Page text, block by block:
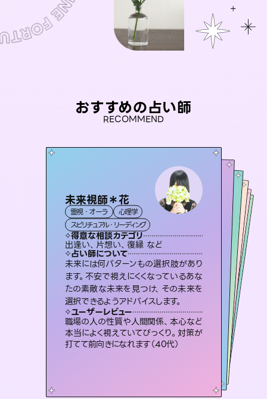
おすすめの占い師
RECOMMEND
未来視師＊花
霊視・オーラ
心理学
スピリチュアル・リーディング
得意な相談カテゴリ
出逢い、片想い、復縁 など
占い師について
未来には何パターンもの選択肢があり
ます。不安で視えにくくなっているあな
たの素敵な未来を見つけ、その未来を
選択できるようアドバイスします。
ユーザーレビュー
職場の人の性質や人間関係、本心など
本当によく視えていてびっくり。対策が
打てて前向きになれます（40代）
アイリス -iris-
西洋占星術 タロット
ルーン
得意な相談カテゴリ
恋愛総合、片想い、二人の未来 など
占い師について
復縁、恋愛、不倫の行方、同性愛や片
思い、仕事関係や借金問題まで知りた
いことや心の負担になっていることを
紐解き、背中をそっと押して導きます。
ユーザーレビュー
安心感のあり、言い切ってくれる所や濁
さない鑑定のおかげで、毎回自分の気
持ちを整えられます（30代 男性）
彗望（すいぼう
霊視・オーラ
スピリチュアル・リーディング
得意な相談カテゴリ
片想い、あの人の気持ち、復縁 など
占い師について
3,700年以上の歴史を持つ東洋最古の
占術「易占」で詳細まで占い、幸せへ向
かう道筋を示します。厳しい結果にも具
体的な対策をお伝えします。
ユーザーレビュー
複雑な背景もしっかり聞いて鑑定して
いただけました。気持ちが楽になりまし
た（50代 女性）
おう 霊感オラクル
霊視・オーラ
オラクルカード
得意な相談カテゴリ
恋愛総合、あの人の気持ち など
占い師について
霊視×オラクルカードを使って「今」と「未来」そして「気になるあの人の気持ち」まで丁寧に読み解き、恋や人生のヒントを優しく引き出します。
ユーザーレビュー
不安な気持ちが嘘みたいに晴れまし
た…！よく視えていらっしゃるんだなと
感じました（40代 女性）
桃源珠羽
霊視・オーラ
スピリチュアル・リーディング
得意な相談カテゴリ
片想い、あの人の気持ち、復縁 など
占い師について
恋愛のお悩みの中でも特に「曖昧な関
係」の相談を得意としており、友達以上
恋人未満なお相手との今後や本音を丁
寧に読み解き恋愛成就へと導きます。
ユーザーレビュー
鑑定していただいてアドバイス通りに行
動すると仲が復活してきました。ありが
とうございました（40代 女性）
セラピスト理恵
霊視・オーラ タロット
スピリチュアル・リーディング
得意な相談カテゴリ
片想い、二人の未来、年の差 など
占い師について
連絡再開、復縁、成就などの報告実績
多数。セラピストとして2万超の施術経
験があるからこそできる鑑定で、より良
い未来をサポートします。
ユーザーレビュー
とても心温まる鑑定でした。しかもこち
らは何も言っていないのに視えていらっ
しゃるんだなと驚きです（30代女性）